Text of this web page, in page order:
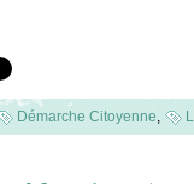
Démarche Citoyenne